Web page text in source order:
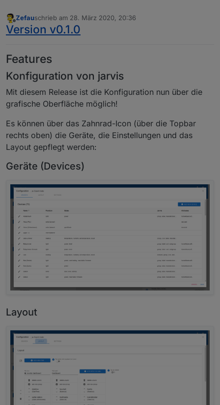
Offline
Zefauschrieb am 28. März 2020, 20:36
zuletzt editiert von
Version v0.1.0
Features
Konfiguration von jarvis
Mit diesem Release ist die Konfiguration nun über die
grafische Oberfläche möglich!
Es können über das Zahnrad-Icon (über die Topbar
rechts oben) die Geräte, die Einstellungen und das
Layout gepflegt werden:
Geräte (Devices)
Layout